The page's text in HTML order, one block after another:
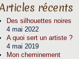
récents
Des silhouettes noires
4 mai 2022
A quoi sert un artiste ?
4 mai 2019
Mon cheminement